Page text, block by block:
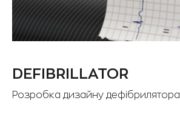
DEFIBRILLATOR
Розробка дизайну дефібрилятора